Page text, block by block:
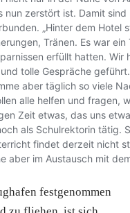
festgenommen